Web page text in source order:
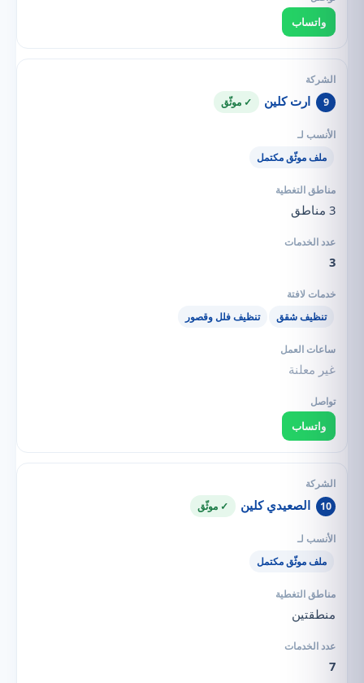
واتساب
9 ارت كلين ✓ موثّق
ملف موثّق مكتمل
3 مناطق
3
تنظيف شقق تنظيف فلل وقصور
غير معلنة
واتساب
10 الصعيدي كلين ✓ موثّق
ملف موثّق مكتمل
منطقتين
7